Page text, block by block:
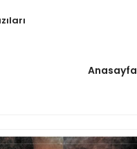
Anasayfa